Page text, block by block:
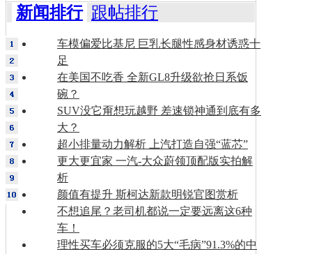
新闻排行 跟帖排行
车模偏爱比基尼 巨乳长腿性感身材诱惑十
足
在美国不吃香 全新GL8升级欲抢日系饭
碗？
SUV没它甭想玩越野 差速锁神通到底有多
大？
超小排量动力解析 上汽打造自强“蓝芯”
更大更宜家 一汽-大众蔚领顶配版实拍解
析
颜值有提升 斯柯达新款明锐官图赏析
不想追尾？老司机都说一定要远离这6种
车！
理性买车必须克服的5大“毛病”91.3%的中